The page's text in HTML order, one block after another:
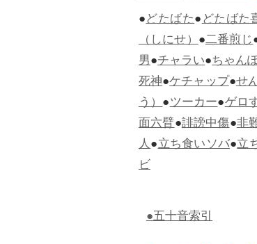
●どたばた●どたばた
（しにせ）●二番煎じ
男●チャラい●ちゃん
死神●ケチャップ●せ
う）●ツーカー●ゲロ
面六臂●誹謗中傷●非
人●立ち食いソバ●立
ビ
●五十音索引